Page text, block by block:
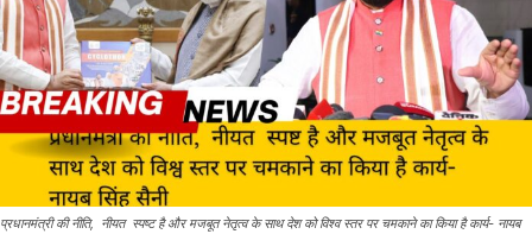
प्रधानमंत्री की नीति, नीयत स्पष्ट है और मजबूत नेतृत्व के साथ देश को विश्व स्तर पर चमकाने का किया है कार्य- नायब